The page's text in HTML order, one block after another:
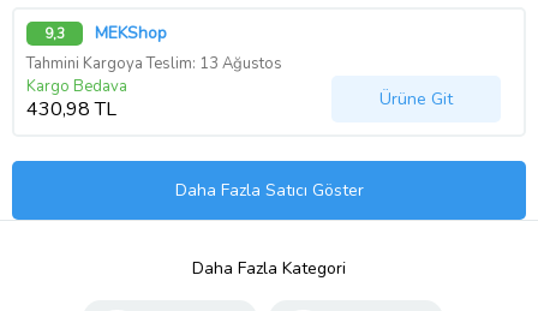
9,3 MEKShop
Tahmini Kargoya Teslim: 13 Ağustos
Kargo Bedava
430,98 TL Ürüne Git
Daha Fazla Satıcı Göster
Daha Fazla Kategori